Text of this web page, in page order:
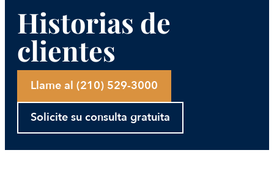
Historias de
clientes
Llame al (210) 529-3000
Solicite su consulta gratuita